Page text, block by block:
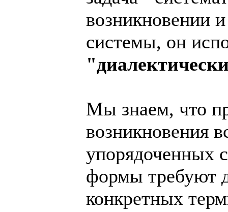
возникновении
системы, он
Мы знаем, что
возникновения
упорядоченных
формы требуют
конкретных